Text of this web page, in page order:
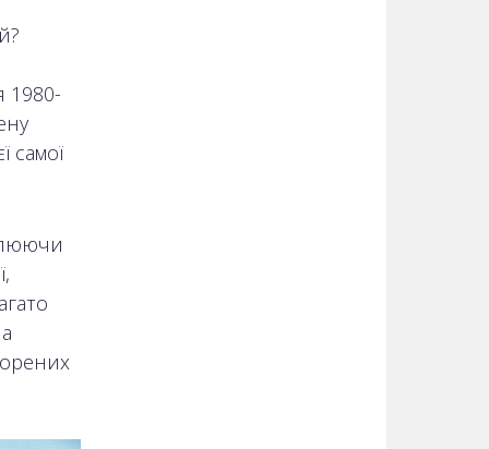
1980-
самої